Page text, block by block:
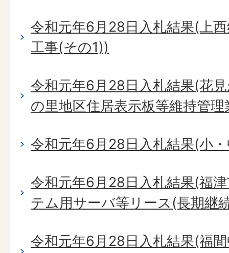
令和元年6月28日入札結果(上
工事(その1))
令和元年6月28日入札結果(花
の里地区住居表示板等維持管
令和元年6月28日入札結果(小
令和元年6月28日入札結果(福
テム用サーバ等リース(長期継
令和元年6月28日入札結果(福